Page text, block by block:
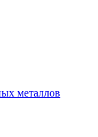
металлов